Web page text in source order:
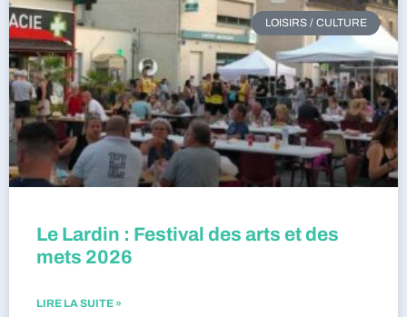
LOISIRS / CULTURE
Le Lardin : Festival des arts et des
mets 2026
LIRE LA SUITE »